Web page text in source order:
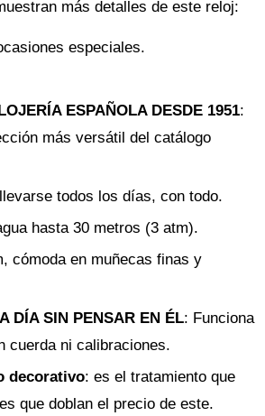
más detalles de este reloj:
especiales.
ESPAÑOLA DESDE 1951:
más versátil del catálogo
todos los días, con todo.
hasta 30 metros (3 atm).
cómoda en muñecas finas y
DÍA SIN PENSAR EN ÉL: Funciona
cuerda ni calibraciones.
decorativo: es el tratamiento que
que doblan el precio de este.